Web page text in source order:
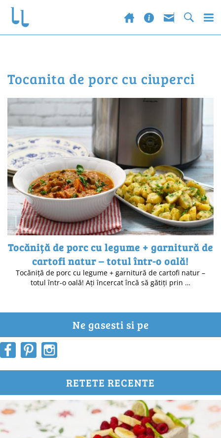
tocanita de porc cu ciuperci
Tocăniță de porc cu legume + garnitură de
cartofi natur – totul într-o oală!
Tocăniță de porc cu legume + garnitură de cartofi natur –
totul într-o oală! Ați încercat încă să gătiți prin …
Ne gasesti si pe
RETETE RECENTE